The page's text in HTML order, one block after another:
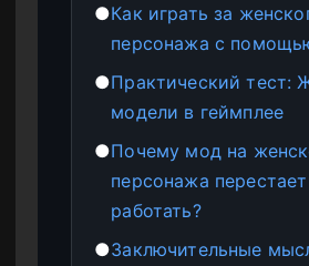
●Как играть за
персонажа с
●Практический тест:
модели в геймплее
●Почему мод на
персонажа перестает
работать?
●Заключительные